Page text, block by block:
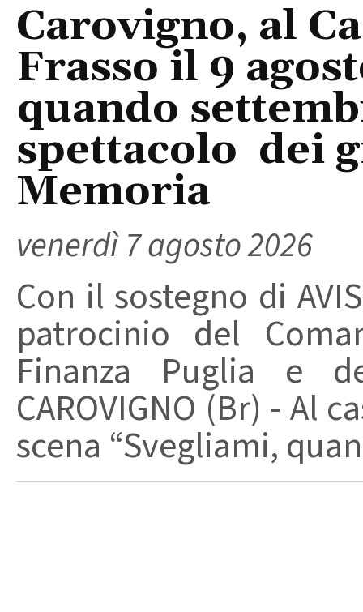
Carovigno, al
Frasso il 9
quando
spettacolo dei
Memoria
venerdì 7 agosto 2026
Con il sostegno di
patrocinio del
Finanza Puglia e
CAROVIGNO (Br) - Al
scena “Svegliami,